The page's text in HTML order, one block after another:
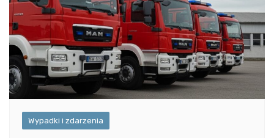
Wypadki i zdarzenia